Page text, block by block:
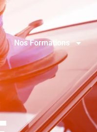
Nos Formations